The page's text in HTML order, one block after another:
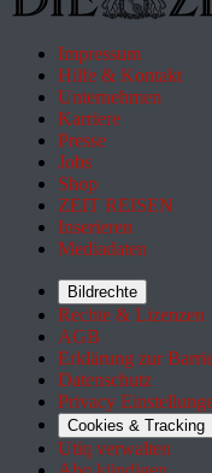
Impressum
Hilfe & Kontakt
Unternehmen
Karriere
Presse
Jobs
Shop
ZEIT REISEN
Inserieren
Mediadaten
Bildrechte
Rechte & Lizenzen
AGB
Erklärung zur
Datenschutz
Privacy
Cookies & Tracking
Utiq verwalten